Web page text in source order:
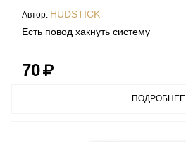
Автор: HUDSTICK
Есть повод хакнуть систему
70
ПОДРОБНЕЕ